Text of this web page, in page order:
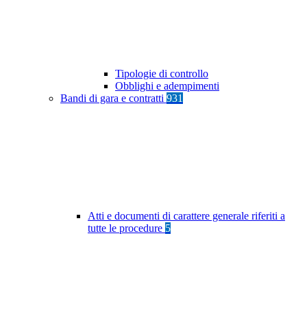
Tipologie di controllo
Obblighi e adempimenti
Bandi di gara e contratti 931
Atti e documenti di carattere generale riferiti a
tutte le procedure 5